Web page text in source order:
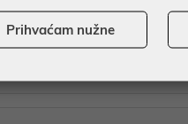
usluge eRačun
Prihvaćam nužne